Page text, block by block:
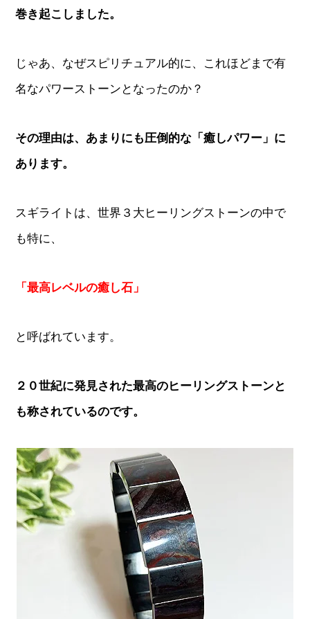
巻き起こしました。
じゃあ、なぜスピリチュアル的に、これほどまで有
名なパワーストーンとなったのか？
その理由は、あまりにも圧倒的な「癒しパワー」に
あります。
スギライトは、世界３大ヒーリングストーンの中で
も特に、
「最高レベルの癒し石」
と呼ばれています。
２０世紀に発見された最高のヒーリングストーンと
も称されているのです。